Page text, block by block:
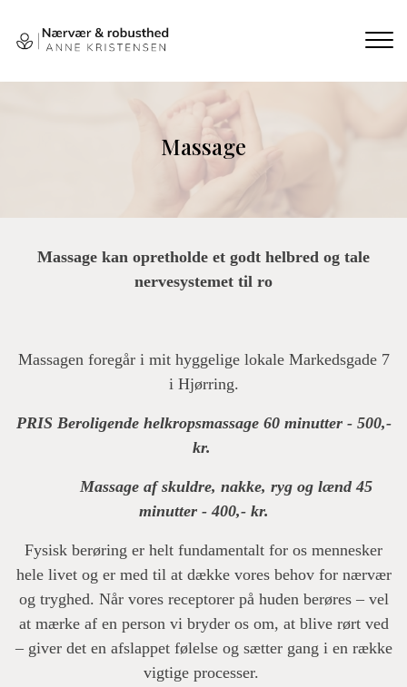
hovedindhold
Massage
Massage kan opretholde et godt helbred og tale
nervesystemet til ro
Massagen foregår i mit hyggelige lokale Markedsgade 7
i Hjørring.
PRIS Beroligende helkropsmassage 60 minutter - 500,-
kr.
Massage af skuldre, nakke, ryg og lænd 45
minutter - 400,- kr.
Fysisk berøring er helt fundamentalt for os mennesker
hele livet og er med til at dække vores behov for nærvær
og tryghed. Når vores receptorer på huden berøres – vel
at mærke af en person vi bryder os om, at blive rørt ved
– giver det en afslappet følelse og sætter gang i en række
vigtige processer.